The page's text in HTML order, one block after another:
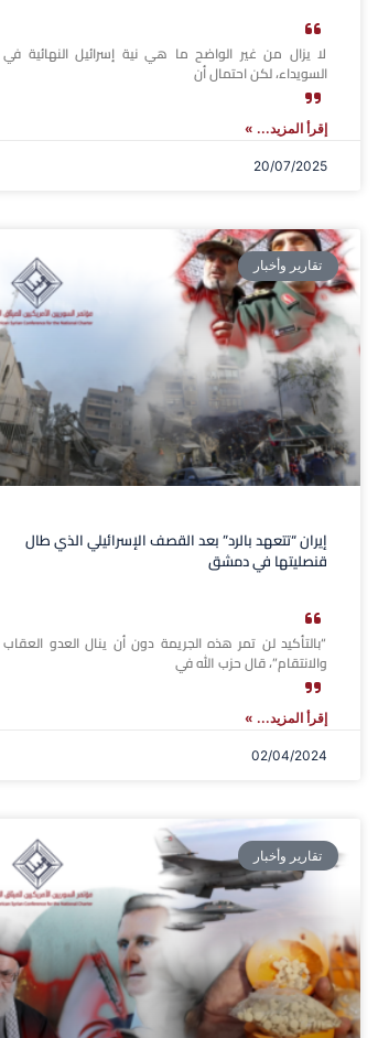
لا يزال من غير الواضح ما هي نية إسرائيل النهائية في
السويداء، لكن احتمال أن
إقرأ المزيد... »
20/07/2025
تقارير وأخبار
إيران “تتعهد بالرد” بعد القصف الإسرائيلي الذي طال
قنصليتها في دمشق
“بالتأكيد لن تمر هذه الجريمة دون أن ينال العدو العقاب
والانتقام”، قال حزب الله في
إقرأ المزيد... »
02/04/2024
تقارير وأخبار